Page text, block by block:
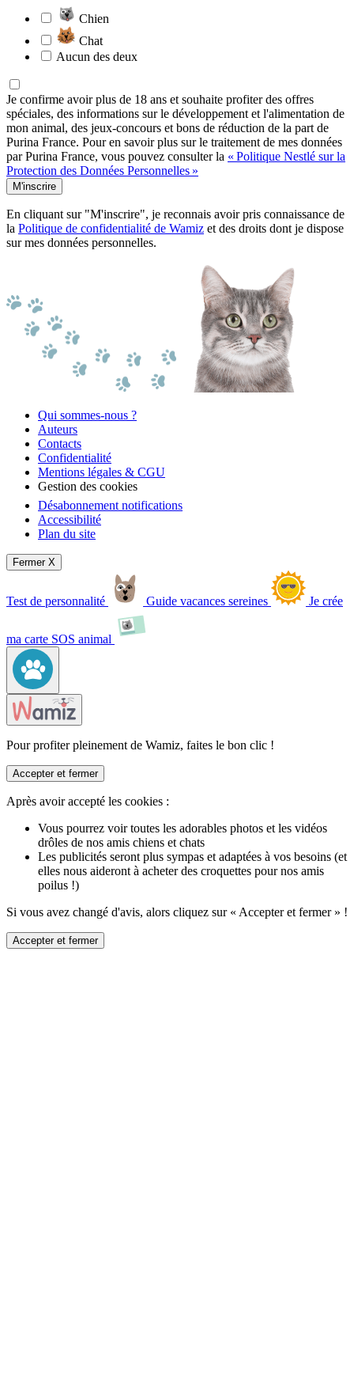
Chien
Chat
Aucun des deux
Je confirme avoir plus de 18 ans et souhaite profiter des offres
spéciales, des informations sur le développement et l'alimentation de
mon animal, des jeux-concours et bons de réduction de la part de
Purina France. Pour en savoir plus sur le traitement de mes données
par Purina France, vous pouvez consulter la « Politique Nestlé sur la
Protection des Données Personnelles »
M'inscrire
En cliquant sur "M'inscrire", je reconnais avoir pris connaissance de
la Politique de confidentialité de Wamiz et des droits dont je dispose
sur mes données personnelles.
Qui sommes-nous ?
Auteurs
Contacts
Confidentialité
Mentions légales & CGU
Gestion des cookies
Désabonnement notifications
Accessibilité
Plan du site
Fermer X
Test de personnalité Guide vacances sereines Je crée
ma carte SOS animal
Pour profiter pleinement de Wamiz, faites le bon clic !
Accepter et fermer
Après avoir accepté les cookies :
Vous pourrez voir toutes les adorables photos et les vidéos
drôles de nos amis chiens et chats
Les publicités seront plus sympas et adaptées à vos besoins (et
elles nous aideront à acheter des croquettes pour nos amis
poilus !)
Si vous avez changé d'avis, alors cliquez sur « Accepter et fermer » !
Accepter et fermer